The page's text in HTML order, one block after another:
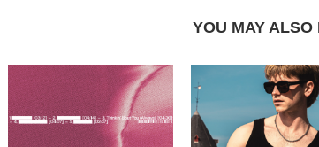
YOU MAY ALSO